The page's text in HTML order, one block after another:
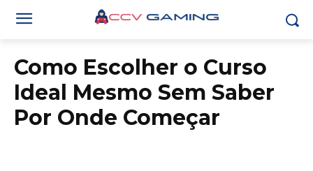
Como Escolher o Curso
Ideal Mesmo Sem Saber
Por Onde Começar